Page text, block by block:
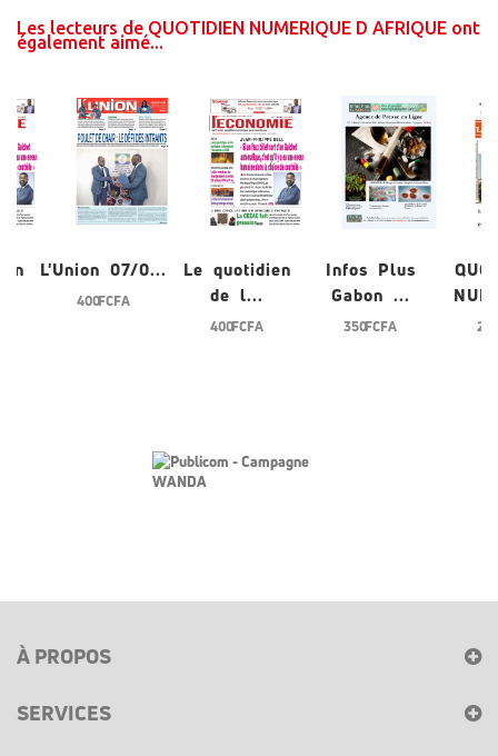
Les lecteurs de QUOTIDIEN NUMERIQUE D AFRIQUE ont
également aimé...
L'Union 07/0...
400 FCFA
Le quotidien
de l...
400 FCFA
Infos Plus
Gabon ...
350 FCFA
À PROPOS
SERVICES